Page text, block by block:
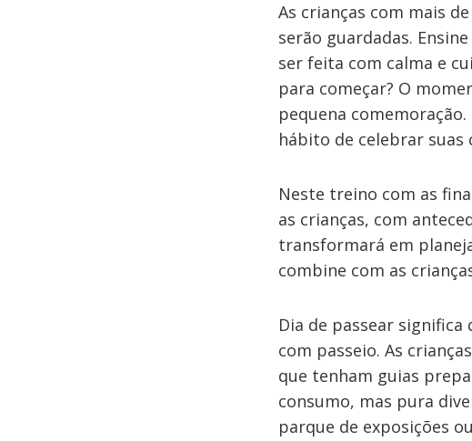
As crianças com mais
serão guardadas.
ser feita com calma e
para começar? O
pequena
hábito de celebrar suas
Neste treino com as
as crianças, com
transformará em
combine com as
Dia de passear
com passeio. As
que tenham guias
consumo, mas pura
parque de exposições